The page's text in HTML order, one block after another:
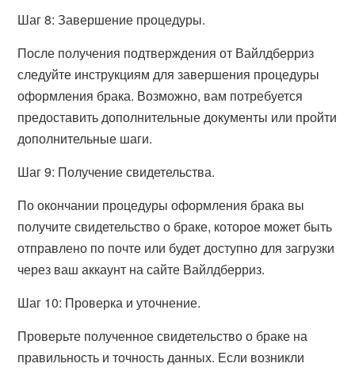
Шаг 8: Завершение процедуры.
После получения подтверждения от Вайлдберриз
следуйте инструкциям для завершения процедуры
оформления брака. Возможно, вам потребуется
предоставить дополнительные документы или пройти
дополнительные шаги.
Шаг 9: Получение свидетельства.
По окончании процедуры оформления брака вы
получите свидетельство о браке, которое может быть
отправлено по почте или будет доступно для загрузки
через ваш аккаунт на сайте Вайлдберриз.
Шаг 10: Проверка и уточнение.
Проверьте полученное свидетельство о браке на
правильность и точность данных. Если возникли